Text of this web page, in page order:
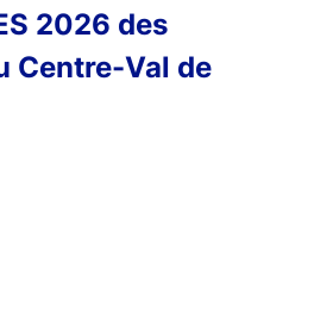
2026 des
Centre-Val de